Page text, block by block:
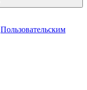
Пользовательским